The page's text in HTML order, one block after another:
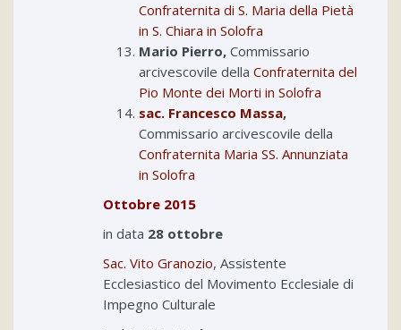
Confraternita di S. Maria della Pietà
in S. Chiara in Solofra
Mario Pierro, Commissario
arcivescovile della Confraternita del
Pio Monte dei Morti in Solofra
sac. Francesco Massa,
Commissario arcivescovile della
Confraternita Maria SS. Annunziata
in Solofra
Ottobre 2015
in data 28 ottobre
Sac. Vito Granozio, Assistente
Ecclesiastico del Movimento Ecclesiale di
Impegno Culturale